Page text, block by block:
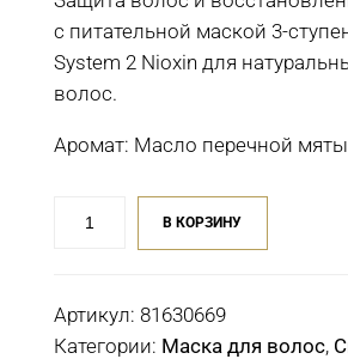
с питательной маской 3-
System 2 Nioxin для
волос.
Аромат: Масло перечной
маска
3-
В КОРЗИНУ
Артикул: 81630669
Категории: Маска для волос,